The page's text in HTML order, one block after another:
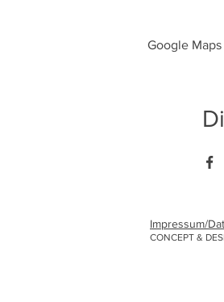
Google
Impressum/
CONCEPT &